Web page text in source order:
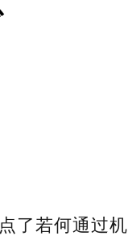
若何通过机